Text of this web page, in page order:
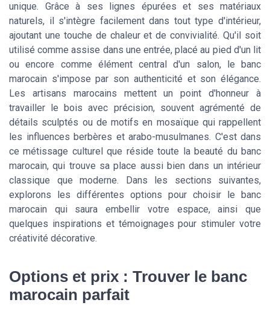
unique. Grâce à ses lignes épurées et ses matériaux
naturels, il s'intègre facilement dans tout type d'intérieur,
ajoutant une touche de chaleur et de convivialité. Qu'il soit
utilisé comme assise dans une entrée, placé au pied d'un lit
ou encore comme élément central d'un salon, le banc
marocain s'impose par son authenticité et son élégance.
Les artisans marocains mettent un point d'honneur à
travailler le bois avec précision, souvent agrémenté de
détails sculptés ou de motifs en mosaïque qui rappellent
les influences berbères et arabo-musulmanes. C'est dans
ce métissage culturel que réside toute la beauté du banc
marocain, qui trouve sa place aussi bien dans un intérieur
classique que moderne. Dans les sections suivantes,
explorons les différentes options pour choisir le banc
marocain qui saura embellir votre espace, ainsi que
quelques inspirations et témoignages pour stimuler votre
créativité décorative.
Options et prix : Trouver le banc
marocain parfait